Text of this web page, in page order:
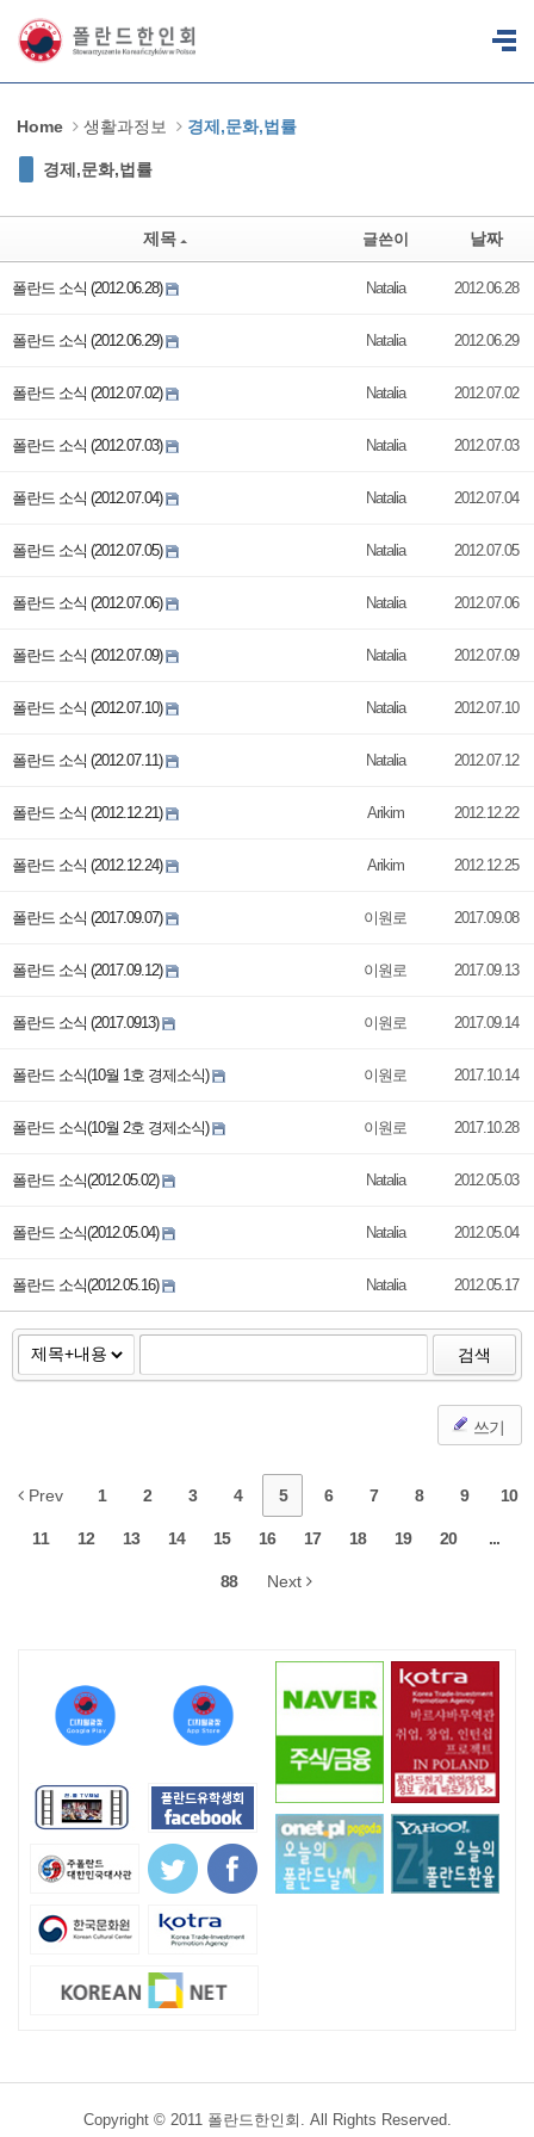
Home 생활과정보 경제,문화,법률
경제,문화,법률
제목 글쓴이 날짜
폴란드 소식 (2012.06.28) Natalia 2012.06.28
폴란드 소식 (2012.06.29) Natalia 2012.06.29
폴란드 소식 (2012.07.02) Natalia 2012.07.02
폴란드 소식 (2012.07.03) Natalia 2012.07.03
폴란드 소식 (2012.07.04) Natalia 2012.07.04
폴란드 소식 (2012.07.05) Natalia 2012.07.05
폴란드 소식 (2012.07.06) Natalia 2012.07.06
폴란드 소식 (2012.07.09) Natalia 2012.07.09
폴란드 소식 (2012.07.10) Natalia 2012.07.10
폴란드 소식 (2012.07.11) Natalia 2012.07.12
폴란드 소식 (2012.12.21) Arikim 2012.12.22
폴란드 소식 (2012.12.24) Arikim 2012.12.25
폴란드 소식 (2017.09.07) 이원로 2017.09.08
폴란드 소식 (2017.09.12) 이원로 2017.09.13
폴란드 소식 (2017.0913) 이원로 2017.09.14
폴란드 소식(10월 1호 경제소식) 이원로 2017.10.14
폴란드 소식(10월 2호 경제소식) 이원로 2017.10.28
폴란드 소식(2012.05.02) Natalia 2012.05.03
폴란드 소식(2012.05.04) Natalia 2012.05.04
폴란드 소식(2012.05.16) Natalia 2012.05.17
검색
쓰기
Prev 1 2 3 4 5 6 7 8 9 10
11 12 13 14 15 16 17 18 19 20 ...
88 Next
Copyright © 2011 폴란드한인회. All Rights Reserved.